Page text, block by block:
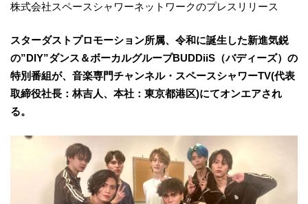
株式会社スペースシャワーネットワークのプレスリリース
スターダストプロモーション所属、令和に誕生した新進気鋭
の”DIY”ダンス＆ボーカルグループBUDDiiS（バディーズ）の
特別番組が、音楽専門チャンネル・スペースシャワーTV(代表
取締役社長：林吉人、本社：東京都港区)にてオンエアされ
る。